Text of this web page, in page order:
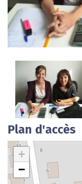
Plan d'accès
+
−